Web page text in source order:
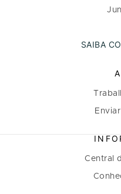
SAIBA
Central